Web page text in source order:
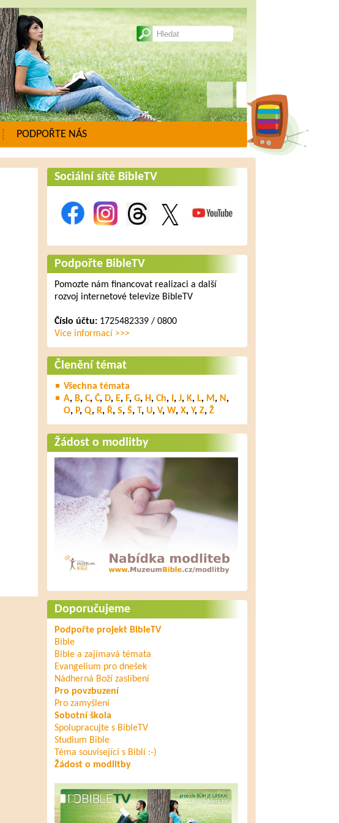
PODPOŘTE NÁS
Sociální sítě BibleTV
Podpořte BibleTV
Pomozte nám financovat realizaci a další
rozvoj internetové televize BibleTV
Číslo účtu:1725482339 / 0800
Více informací >>>
Členění témat
Všechna témata
A, B, C, Č, D, E, F, G, H, Ch, , J, K, L, M, N ,
O, P, Q, R, Ř, S, Š, T, U, V, W, X, Y, Z, Ž
Žádost o modlitby
Doporučujeme
Podpořte projekt BibleTV
Bible
Bible a zajímavá témata
Evangelium pro dnešek
Nádherná Boží zaslíbení
Pro povzbuzení
Pro zamyšlení
Sobotní škola
Spolupracujte s BibleTV
Studium Bible
Téma související s Biblí :-)
Žádost o modlitby